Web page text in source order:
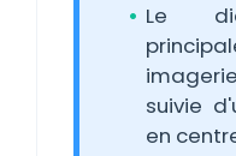
Le
suivie
en